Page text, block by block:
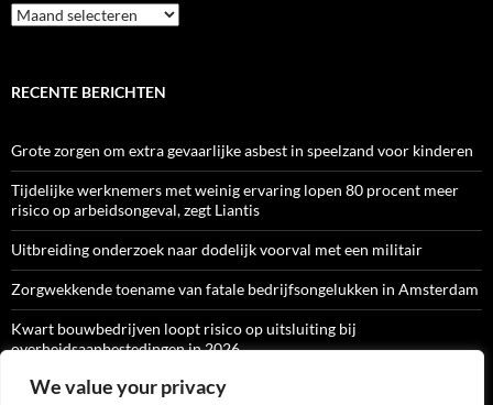
We value your privacy
Archief
RECENTE BERICHTEN
Grote zorgen om extra gevaarlijke asbest in speelzand voor kinderen
Tijdelijke werknemers met weinig ervaring lopen 80 procent meer
risico op arbeidsongeval, zegt Liantis
Uitbreiding onderzoek naar dodelijk voorval met een militair
Zorgwekkende toename van fatale bedrijfsongelukken in Amsterdam
Kwart bouwbedrijven loopt risico op uitsluiting bij
overheidsaanbestedingen in 2026